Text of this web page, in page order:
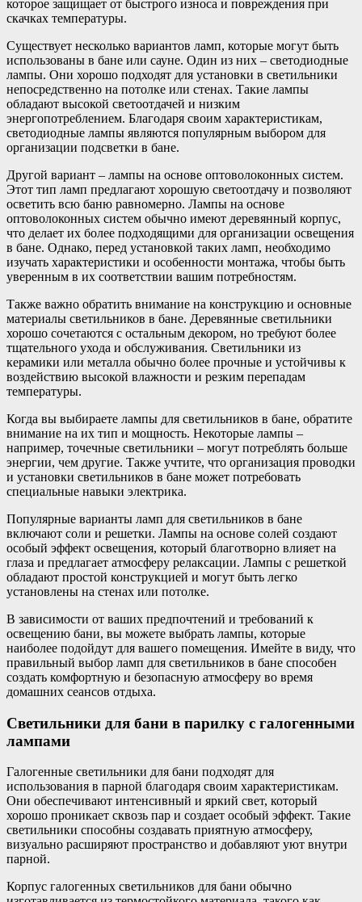
которое защищает от быстрого износа и повреждения при
скачках температуры.
Существует несколько вариантов ламп, которые могут быть
использованы в бане или сауне. Один из них – светодиодные
лампы. Они хорошо подходят для установки в светильники
непосредственно на потолке или стенах. Такие лампы
обладают высокой светоотдачей и низким
энергопотреблением. Благодаря своим характеристикам,
светодиодные лампы являются популярным выбором для
организации подсветки в бане.
Другой вариант – лампы на основе оптоволоконных систем.
Этот тип ламп предлагают хорошую светоотдачу и позволяют
осветить всю баню равномерно. Лампы на основе
оптоволоконных систем обычно имеют деревянный корпус,
что делает их более подходящими для организации освещения
в бане. Однако, перед установкой таких ламп, необходимо
изучать характеристики и особенности монтажа, чтобы быть
уверенным в их соответствии вашим потребностям.
Также важно обратить внимание на конструкцию и основные
материалы светильников в бане. Деревянные светильники
хорошо сочетаются с остальным декором, но требуют более
тщательного ухода и обслуживания. Светильники из
керамики или металла обычно более прочные и устойчивы к
воздействию высокой влажности и резким перепадам
температуры.
Когда вы выбираете лампы для светильников в бане, обратите
внимание на их тип и мощность. Некоторые лампы –
например, точечные светильники – могут потреблять больше
энергии, чем другие. Также учтите, что организация проводки
и установки светильников в бане может потребовать
специальные навыки электрика.
Популярные варианты ламп для светильников в бане
включают соли и решетки. Лампы на основе солей создают
особый эффект освещения, который благотворно влияет на
глаза и предлагает атмосферу релаксации. Лампы с решеткой
обладают простой конструкцией и могут быть легко
установлены на стенах или потолке.
В зависимости от ваших предпочтений и требований к
освещению бани, вы можете выбрать лампы, которые
наиболее подойдут для вашего помещения. Имейте в виду, что
правильный выбор ламп для светильников в бане способен
создать комфортную и безопасную атмосферу во время
домашних сеансов отдыха.
Светильники для бани в парилку с галогенными
лампами
Галогенные светильники для бани подходят для
использования в парной благодаря своим характеристикам.
Они обеспечивают интенсивный и яркий свет, который
хорошо проникает сквозь пар и создает особый эффект. Такие
светильники способны создавать приятную атмосферу,
визуально расширяют пространство и добавляют уют внутри
парной.
Корпус галогенных светильников для бани обычно